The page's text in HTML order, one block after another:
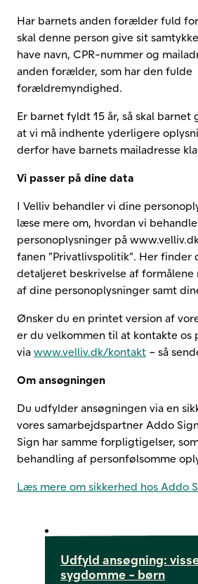
Har barnets anden forælder fuld
skal denne person give sit
have navn, CPR-nummer og
anden forælder, som har den fulde
forældremyndighed.
Er barnet fyldt 15 år, så skal barnet
at vi må indhente yderligere
derfor have barnets mailadresse
Vi passer på dine data
I Velliv behandler vi dine
læse mere om, hvordan vi
personoplysninger på
fanen ”Privatlivspolitik”. Her finder
detaljeret beskrivelse af formålene
af dine personoplysninger samt
Ønsker du en printet version af
er du velkommen til at kontakte os
via www.velliv.dk/kontakt – så
Om ansøgningen
Du udfylder ansøgningen via en
vores samarbejdspartner Addo Sign
Sign har samme forpligtigelser,
behandling af personfølsomme
Læs mere om sikkerhed hos Addo
Udfyld ansøgning:
sygdomme - børn